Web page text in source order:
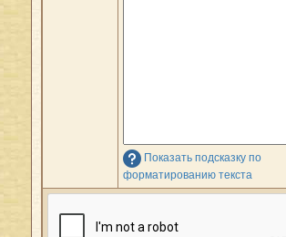
Показать подсказку по
форматированию текста